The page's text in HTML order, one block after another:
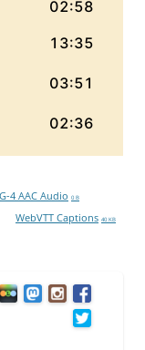
4 AAC Audio 0 B
WebVTT Captions 40 KB